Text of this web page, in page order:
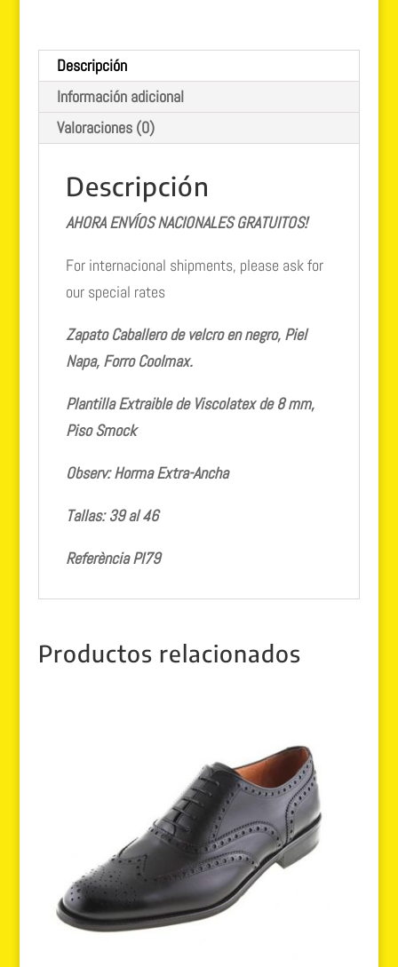
Descripción
Información adicional
Valoraciones (0)
Descripción
AHORA ENVÍOS NACIONALES GRATUITOS!
For internacional shipments, please ask for
our special rates
Zapato Caballero de velcro en negro, Piel
Napa, Forro Coolmax.
Plantilla Extraible de Viscolatex de 8 mm,
Piso Smock
Observ: Horma Extra-Ancha
Tallas: 39 al 46
Referència PI79
Productos relacionados